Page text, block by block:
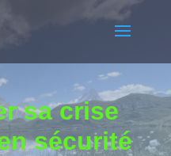
sa crise
sécurité